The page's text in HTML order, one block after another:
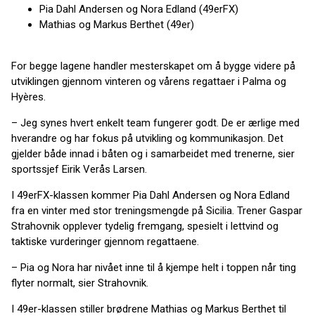
Pia Dahl Andersen og Nora Edland (49erFX)
Mathias og Markus Berthet (49er)
For begge lagene handler mesterskapet om å bygge videre på
utviklingen gjennom vinteren og vårens regattaer i Palma og
Hyères.
– Jeg synes hvert enkelt team fungerer godt. De er ærlige med
hverandre og har fokus på utvikling og kommunikasjon. Det
gjelder både innad i båten og i samarbeidet med trenerne, sier
sportssjef Eirik Verås Larsen.
I 49erFX-klassen kommer Pia Dahl Andersen og Nora Edland
fra en vinter med stor treningsmengde på Sicilia. Trener Gaspar
Strahovnik opplever tydelig fremgang, spesielt i lettvind og
taktiske vurderinger gjennom regattaene.
– Pia og Nora har nivået inne til å kjempe helt i toppen når ting
flyter normalt, sier Strahovnik.
I 49er-klassen stiller brødrene Mathias og Markus Berthet til